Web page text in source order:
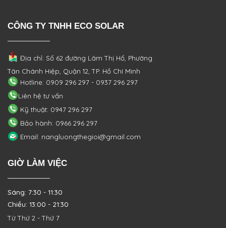
CÔNG TY TNHH ECO SOLAR
Địa chỉ: Số 62 đường Lâm Thị Hố, Phường
Tân Chánh Hiệp, Quận 12, TP. Hồ Chí Minh
Hotline: 0909 296 297 - 0937 296 297
Liên hệ tư vấn
Kỹ thuật: 0947 296 297
Bảo hành: 0966 296 297
Email: nangluongthegioi@gmail.com
GIỜ LÀM VIỆC
Sáng: 7:30 - 11:30
Chiều: 13:00 - 21:30
Từ Thứ 2 - Thứ 7